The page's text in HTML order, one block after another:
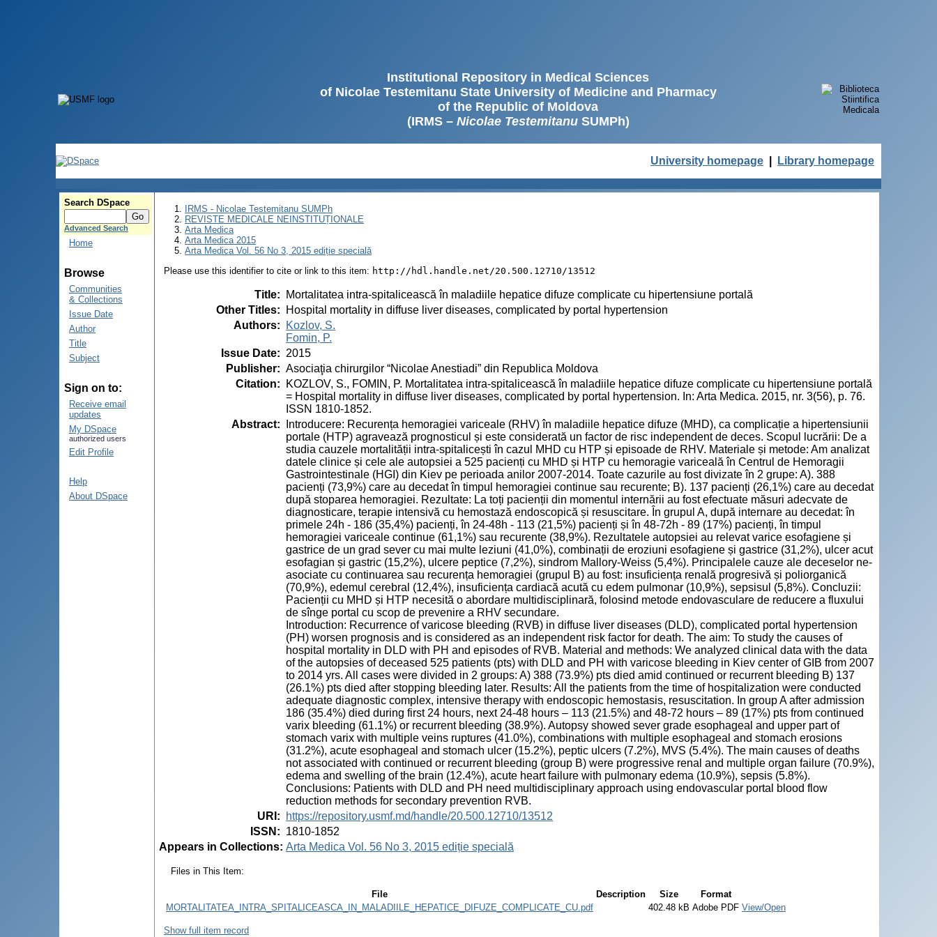
Institutional Repository in Medical Sciences
of Nicolae Testemitanu State University of Medicine and Pharmacy
of the Republic of Moldova
(IRMS – Nicolae TestemitanuSUMPh)
University homepage Library homepage
Search DSpace
Advanced Search
Home
Browse
Communities
& Collections
Issue Date
Author
Title
Subject
Sign on to:
Receive email
updates
My DSpace
authorized users
Edit Profile
Help
About DSpace
IRMS - Nicolae Testemitanu SUMPh
REVISTE MEDICALE NEINSTITUȚIONALE
Arta Medica
Arta Medica 2015
Arta Medica Vol. 56 No 3, 2015 ediție specială
Please use this identifier to cite or link to this item: http://hdl.handle.net/20.500.12710/13512
Title:
Mortalitatea intra-spitalicească în maladiile hepatice difuze complicate cu hipertensiune portală
Other Titles:
Hospital mortality in diffuse liver diseases, complicated by portal hypertension
Authors:
Kozlov, S.
Fomin, P.
Issue Date: 2015
Publisher: Asociaţia chirurgilor “Nicolae Anestiadi” din Republica Moldova
Citation:
KOZLOV, S., FOMIN, P. Mortalitatea intra-spitalicească în maladiile hepatice difuze complicate cu hipertensiune portală
= Hospital mortality in diffuse liver diseases, complicated by portal hypertension. In: Arta Medica. 2015, nr. 3(56), p. 76.
ISSN 1810-1852.
Abstract:
Introducere: Recurența hemoragiei variceale (RHV) în maladiile hepatice difuze (MHD), ca complicație a hipertensiunii
portale (HTP) agravează prognosticul și este considerată un factor de risc independent de deces. Scopul lucrării: De a
studia cauzele mortalității intra-spitalicești în cazul MHD cu HTP și episoade de RHV. Materiale și metode: Am analizat
datele clinice și cele ale autopsiei a 525 pacienți cu MHD și HTP cu hemoragie variceală în Centrul de Hemoragii
Gastrointestinale (HGI) din Kiev pe perioada anilor 2007-2014. Toate cazurile au fost divizate în 2 grupe: A). 388
pacienți (73,9%) care au decedat în timpul hemoragiei continue sau recurente; B). 137 pacienți (26,1%) care au decedat
după stoparea hemoragiei. Rezultate: La toți pacienții din momentul internării au fost efectuate măsuri adecvate de
diagnosticare, terapie intensivă cu hemostază endoscopică și resuscitare. În grupul A, după internare au decedat: în
primele 24h - 186 (35,4%) pacienți, în 24-48h - 113 (21,5%) pacienți și în 48-72h - 89 (17%) pacienți, în timpul
hemoragiei variceale continue (61,1%) sau recurente (38,9%). Rezultatele autopsiei au relevat varice esofagiene și
gastrice de un grad sever cu mai multe leziuni (41,0%), combinații de eroziuni esofagiene și gastrice (31,2%), ulcer acut
esofagian și gastric (15,2%), ulcere peptice (7,2%), sindrom Mallory-Weiss (5,4%). Principalele cauze ale deceselor ne-
asociate cu continuarea sau recurența hemoragiei (grupul B) au fost: insuficiența renală progresivă și poliorganică
(70,9%), edemul cerebral (12,4%), insuficiența cardiacă acută cu edem pulmonar (10,9%), sepsisul (5,8%). Concluzii:
Pacienții cu MHD și HTP necesită o abordare multidisciplinară, folosind metode endovasculare de reducere a fluxului
de sînge portal cu scop de prevenire a RHV secundare.
Introduction: Recurrence of varicose bleeding (RVB) in diffuse liver diseases (DLD), complicated portal hypertension
(PH) worsen prognosis and is considered as an independent risk factor for death. The aim: To study the causes of
hospital mortality in DLD with PH and episodes of RVB. Material and methods: We analyzed clinical data with the data
of the autopsies of deceased 525 patients (pts) with DLD and PH with varicose bleeding in Kiev center of GIB from 2007
to 2014 yrs. All cases were divided in 2 groups: A) 388 (73.9%) pts died amid continued or recurrent bleeding B) 137
(26.1%) pts died after stopping bleeding later. Results: All the patients from the time of hospitalization were conducted
adequate diagnostic complex, intensive therapy with endoscopic hemostasis, resuscitation. In group A after admission
186 (35.4%) died during first 24 hours, next 24-48 hours – 113 (21.5%) and 48-72 hours – 89 (17%) pts from continued
varix bleeding (61.1%) or recurrent bleeding (38.9%). Autopsy showed sever grade esophageal and upper part of
stomach varix with multiple veins ruptures (41.0%), combinations with multiple esophageal and stomach erosions
(31.2%), acute esophageal and stomach ulcer (15.2%), peptic ulcers (7.2%), MVS (5.4%). The main causes of deaths
not associated with continued or recurrent bleeding (group B) were progressive renal and multiple organ failure (70.9%),
edema and swelling of the brain (12.4%), acute heart failure with pulmonary edema (10.9%), sepsis (5.8%).
Conclusions: Patients with DLD and PH need multidisciplinary approach using endovascular portal blood flow
reduction methods for secondary prevention RVB.
URI :
https://repository.usmf.md/handle/20.500.12710/13512
ISSN : 1810-1852
Appears in Collections: Arta Medica Vol. 56 No 3, 2015 ediție specială
Files in This Item:
File Description Size
Format
MORTALITATEA_INTRA_SPITALICEASCA_IN_MALADIILE_HEPATICE_DIFUZE_COMPLICATE_CU.pdf
402.48 kB Adobe PDF View/Open
Show full item record